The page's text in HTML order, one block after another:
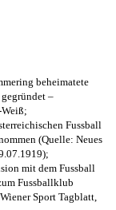
beheimatete
–
Fussball
(Quelle: Neues
mit dem Fussball
Fussballklub
Sport Tagblatt,